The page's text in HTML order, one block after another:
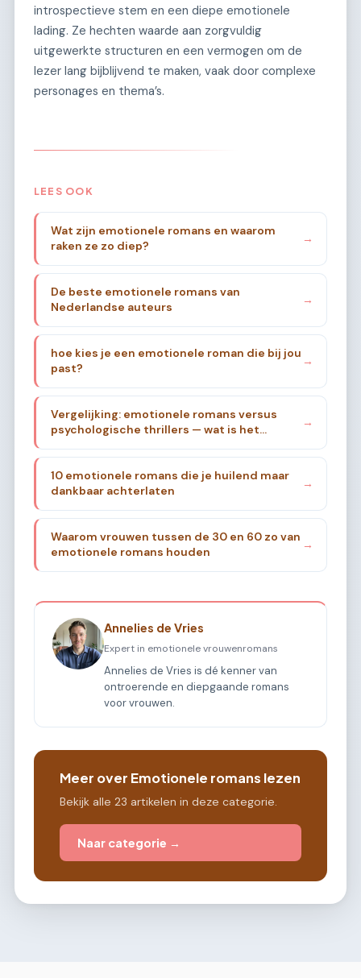
introspectieve stem en een diepe emotionele
lading. Ze hechten waarde aan zorgvuldig
uitgewerkte structuren en een vermogen om de
lezer lang bijblijvend te maken, vaak door complexe
personages en thema’s.
LEES OOK
Wat zijn emotionele romans en waarom
raken ze zo diep?
→
De beste emotionele romans van
Nederlandse auteurs
→
hoe kies je een emotionele roman die bij jou
past?
→
Vergelijking: emotionele romans versus
psychologische thrillers — wat is het
→
10 emotionele romans die je huilend maar
dankbaar achterlaten
→
Waarom vrouwen tussen de 30 en 60 zo van
emotionele romans houden
→
Annelies de Vries
Expert in emotionele vrouwenromans
Annelies de Vries is dé kenner van
ontroerende en diepgaande romans
voor vrouwen.
Meer over Emotionele romans lezen
Bekijk alle 23 artikelen in deze categorie.
Naar categorie →